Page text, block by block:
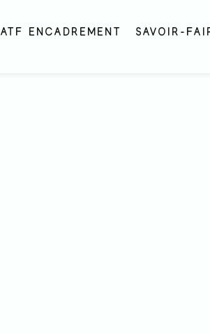
ATF ENCADREMENT SAVOIR-